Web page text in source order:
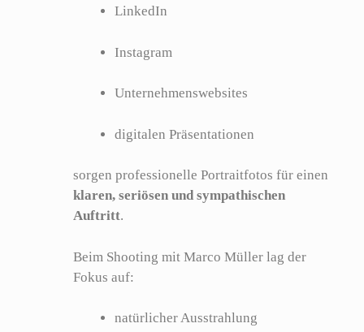
LinkedIn
Instagram
Unternehmenswebsites
digitalen Präsentationen
sorgen professionelle Portraitfotos für einen
klaren, seriösen und sympathischen
Auftritt.
Beim Shooting mit Marco Müller lag der
Fokus auf:
natürlicher Ausstrahlung